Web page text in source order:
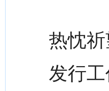
热忱
发行